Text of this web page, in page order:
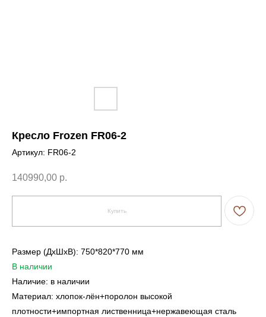
Кресло Frozen FR06-2
Артикул: FR06-2
140990,00 р.
Купить
Размер (ДxШxВ): 750*820*770 мм
В наличии
Наличие: в наличии
Материал: хлопок-лён+поролон высокой
плотности+импортная лиственница+нержавеющая сталь